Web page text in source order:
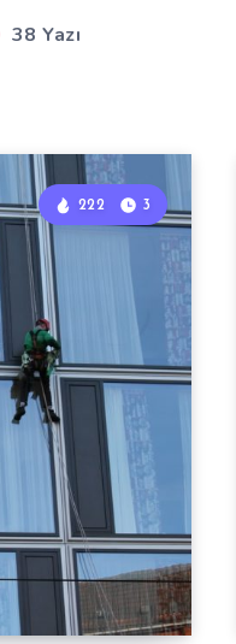
38 Yazı
222 3